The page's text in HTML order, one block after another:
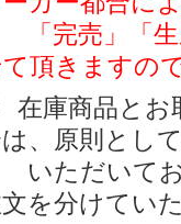
完売」「生
頂きますの
庫商品とお
、原則とし
ただいてお
を分けてい